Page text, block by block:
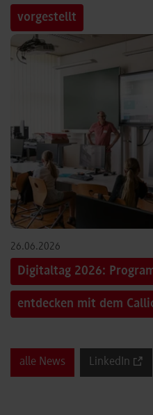
vorgestellt
26.06.2026
Digitaltag 2026:
entdecken mit dem
alle News LinkedIn